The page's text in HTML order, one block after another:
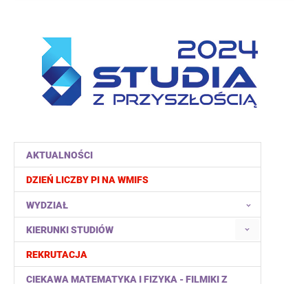
AKTUALNOŚCI
DZIEŃ LICZBY PI NA WMIFS
WYDZIAŁ
KIERUNKI STUDIÓW
REKRUTACJA
CIEKAWA MATEMATYKA I FIZYKA - FILMIKI Z